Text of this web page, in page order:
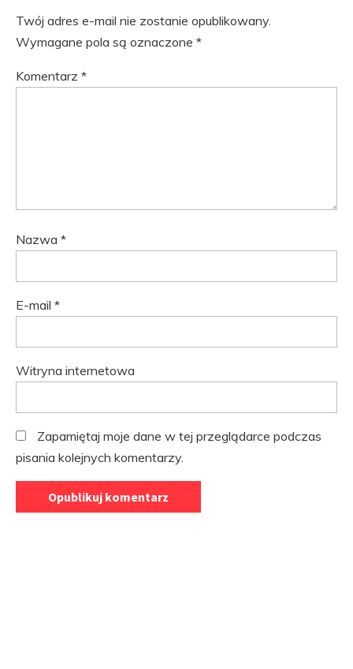
Twój adres e-mail nie zostanie opublikowany.
Wymagane pola są oznaczone *
Komentarz *
Nazwa *
E-mail *
Witryna internetowa
Zapamiętaj moje dane w tej przeglądarce podczas
pisania kolejnych komentarzy.